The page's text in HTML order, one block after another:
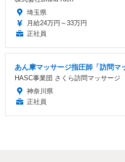
埼玉県
月給24万円～33万円
正社員
あん摩マッサージ指圧師「訪問マ
HASC事業団 さくら訪問マッサージ
神奈川県
正社員